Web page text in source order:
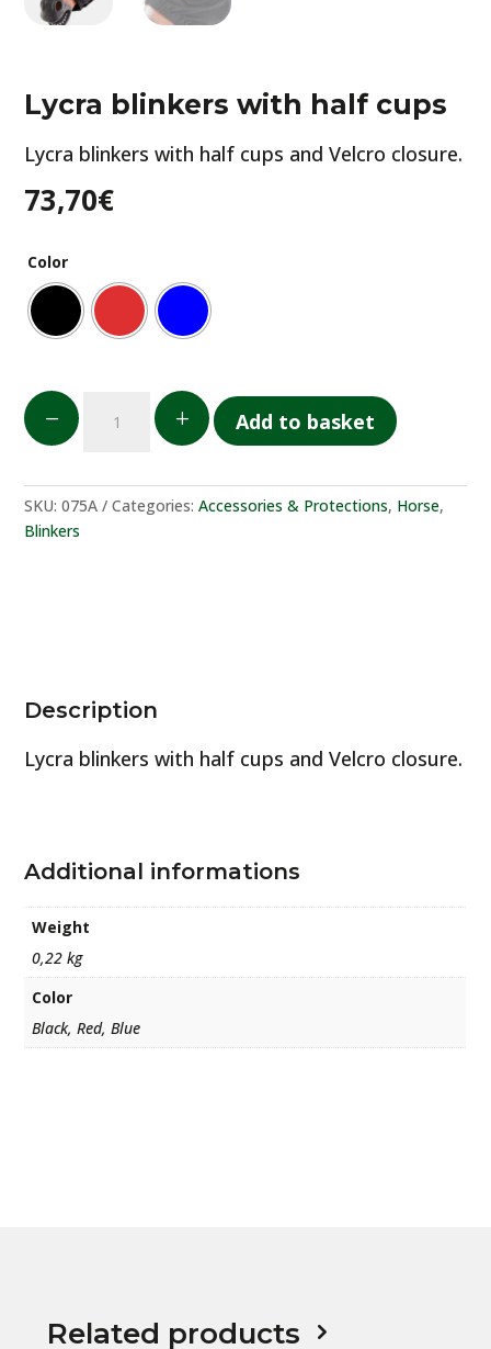
Lycra blinkers with half cups
Lycra blinkers with half cups and Velcro closure.
73,70€
Color
K
lunette
L Add to basket
SKU:075A Categories:Accessories & Protections, Horse,
Blinkers
Description
Lycra blinkers with half cups and Velcro closure.
Additional informations
Weight
0,22 kg
Color
Black, Red, Blue
Related products